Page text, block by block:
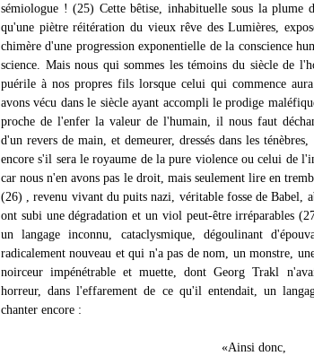
sémiologue ! (25) Cette bêtise, inhabituelle sous la plume
qu'une piètre réitération du vieux rêve des Lumières,
chimère d'une progression exponentielle de la conscience
science. Mais nous qui sommes les témoins du siècle de
puérile à nos propres fils lorsque celui qui commence
avons vécu dans le siècle ayant accompli le prodige
proche de l'enfer la valeur de l'humain, il nous faut
d'un revers de main, et demeurer, dressés dans les
encore s'il sera le royaume de la pure violence ou celui de
car nous n'en avons pas le droit, mais seulement lire en
(26) , revenu vivant du puits nazi, véritable fosse de Babel,
ont subi une dégradation et un viol peut-être irréparables
un langage inconnu, cataclysmique, dégoulinant
radicalement nouveau et qui n'a pas de nom, un monstre,
noirceur impénétrable et muette, dont Georg Trakl
horreur, dans l'effarement de ce qu'il entendait, un
chanter encore :
«Ainsi donc,